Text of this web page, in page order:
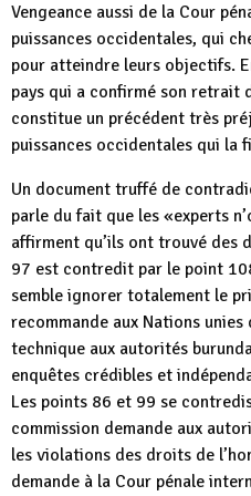
Vengeance aussi de la Cour
puissances occidentales, qui
pour atteindre leurs objectifs.
pays qui a confirmé son retrait
constitue un précédent très
puissances occidentales qui la
Un document truffé de
parle du fait que les «experts
affirment qu’ils ont trouvé des
97 est contredit par le point
semble ignorer totalement le
recommande aux Nations
technique aux autorités
enquêtes crédibles et
Les points 86 et 99 se
commission demande aux
les violations des droits de
demande à la Cour pénale